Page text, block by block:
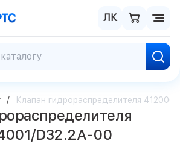
ЛК
Клапан гидрораспределителя
D32.2A-00